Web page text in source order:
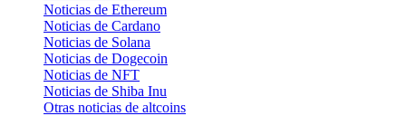
Noticias de Ethereum
Noticias de Cardano
Noticias de Solana
Noticias de Dogecoin
Noticias de NFT
Noticias de Shiba Inu
Otras noticias de altcoins